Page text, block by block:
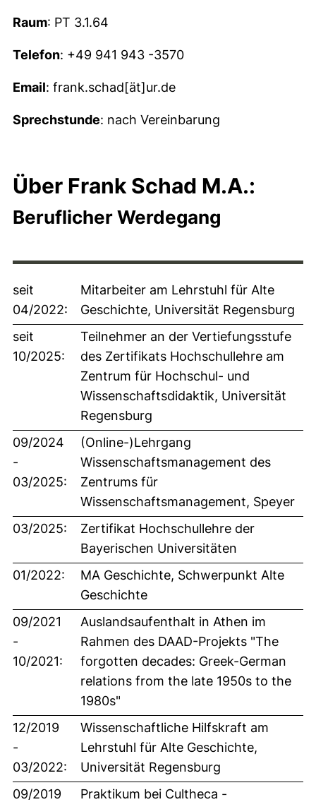
Raum: PT 3.1.64
Telefon: +49 941 943 -3570
Email: frank.schad[ät]ur.de
Sprechstunde: nach Vereinbarung
Über Frank Schad M.A.:
Beruflicher Werdegang
seit
04/2022:
Mitarbeiter am Lehrstuhl für Alte
Geschichte, Universität Regensburg
seit
10/2025:
Teilnehmer an der Vertiefungsstufe
des Zertifikats Hochschullehre am
Zentrum für Hochschul- und
Wissenschaftsdidaktik, Universität
Regensburg
09/2024
-
03/2025:
(Online-)Lehrgang
Wissenschaftsmanagement des
Zentrums für
Wissenschaftsmanagement, Speyer
03/2025:
Zertifikat Hochschullehre der
Bayerischen Universitäten
01/2022:
MA Geschichte, Schwerpunkt Alte
Geschichte
09/2021
-
10/2021:
Auslandsaufenthalt in Athen im
Rahmen des DAAD-Projekts "The
forgotten decades: Greek-German
relations from the late 1950s to the
1980s"
12/2019
-
03/2022:
Wissenschaftliche Hilfskraft am
Lehrstuhl für Alte Geschichte,
Universität Regensburg
09/2019
Praktikum bei Cultheca -